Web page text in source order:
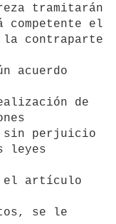
tramitarán
el
contraparte
sin perjuicio
leyes